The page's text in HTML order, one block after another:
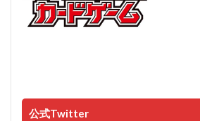
公式Twitter